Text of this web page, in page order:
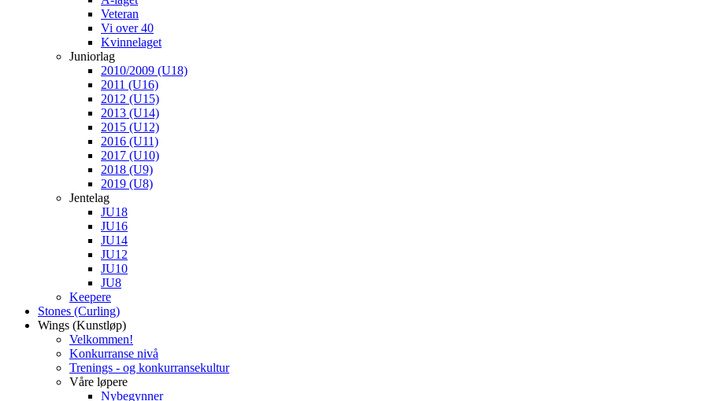
Veteran
Vi over 40
Kvinnelaget
Juniorlag
2010/2009 (U18)
2011 (U16)
2012 (U15)
2013 (U14)
2015 (U12)
2016 (U11)
2017 (U10)
2018 (U9)
2019 (U8)
Jentelag
JU18
JU16
JU14
JU12
JU10
JU8
Keepere
Stones (Curling)
Wings (Kunstløp)
Velkommen!
Konkurranse nivå
Trenings - og konkurransekultur
Våre løpere
Nybegynner